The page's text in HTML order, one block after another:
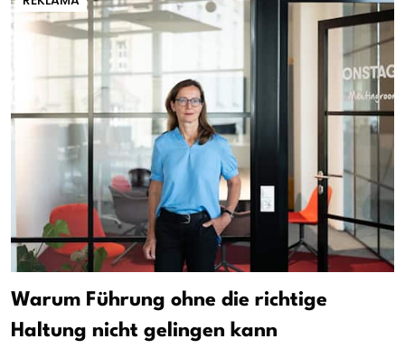
Warum Führung ohne die richtige
Haltung nicht gelingen kann